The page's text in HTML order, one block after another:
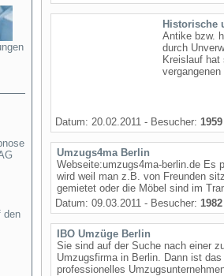
den
Historische
Antike bzw.
durch
Kreislauf
Datum: 20.02.2011 - Besucher: 1959
Umzugs4ma Berlin
Webseite:umzugs4ma-berlin.de Es
wird weil man z.B. von Freunden
gemietet oder die Möbel sind im
Datum: 09.03.2011 - Besucher: 1982
IBO Umzüge Berlin
Sie sind auf der Suche nach einer
Umzugsfirma in Berlin. Dann ist
professionelles